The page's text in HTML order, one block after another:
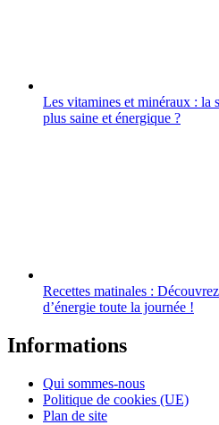
Les vitamines et minéraux : la
plus saine et énergique ?
Recettes matinales :
d’énergie toute la journée !
Informations
Qui sommes-nous
Politique de cookies (UE)
Plan de site